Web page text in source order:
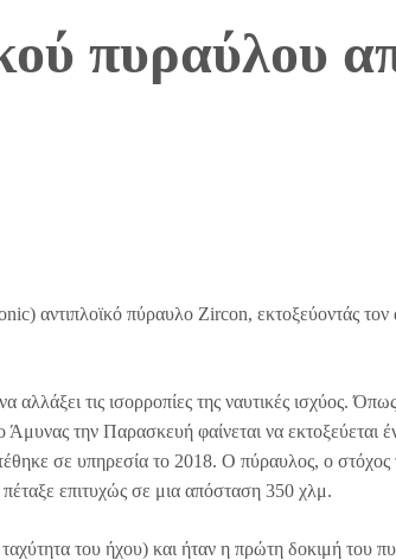
πυραύλου
αντιπλοϊκό πύραυλο Zircon, εκτοξεύοντάς τον
τις ισορροπίες της ναυτικές ισχύος. Όπως
την Παρασκευή φαίνεται να εκτοξεύεται
σε υπηρεσία το 2018. Ο πύραυλος, ο στόχος
επιτυχώς σε μια απόσταση 350 χλμ.
του ήχου) και ήταν η πρώτη δοκιμή του